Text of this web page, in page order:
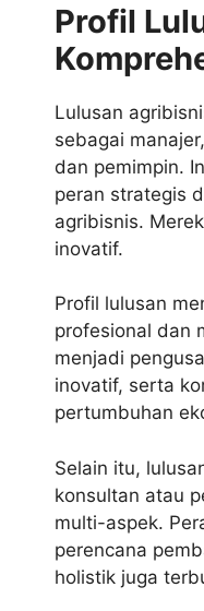
Profil
Lulusan
sebagai
dan pemimpin.
peran strategis
agribisnis.
inovatif.
Profil lulusan
profesional dan
menjadi
inovatif, serta
pertumbuhan
Selain itu,
konsultan atau
multi-aspek.
perencana
holistik juga